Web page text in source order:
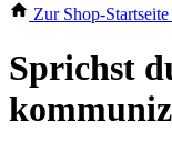
Zur Shop-Startseite
Sprichst